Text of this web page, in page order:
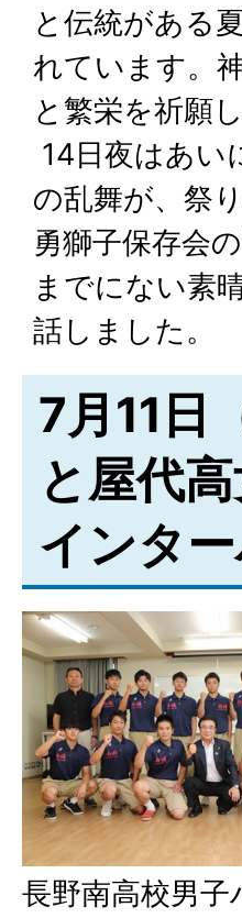
と伝統がある
れています。
と繁栄を祈願
14日夜はあい
の乱舞が、祭
勇獅子保存会
までにない素
話しました。
7月11日
と屋代
インタ
長野南高校男子